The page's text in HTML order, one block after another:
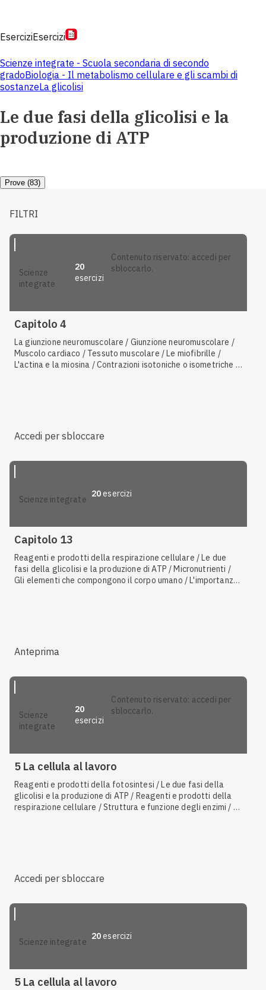
EserciziEsercizi
Scienze integrate - Scuola secondaria di secondo
gradoBiologia - Il metabolismo cellulare e gli scambi di
sostanzeLa glicolisi
Le due fasi della glicolisi e la
produzione di ATP
Prove (83)
FILTRI
scienze
integrate
20
esercizi
contenuto riservato: accedi per
sbloccarlo.
Capitolo 4
La giunzione neuromuscolare / Giunzione neuromuscolare /
Muscolo cardiaco / Tessuto muscolare / Le miofibrille /
L'actina e la miosina / Contrazioni isotoniche o isometriche /
Accedi per sbloccare
scienze integrate
20 esercizi
Capitolo 13
Reagenti e prodotti della respirazione cellulare / Le due
fasi della glicolisi e la produzione di ATP / Micronutrienti /
Gli elementi che compongono il corpo umano / L'importanza
Canali del potassio, canali del sodio e pompa sodio-
potassio / Malnutrizione, denutrizione e ipernutrizione / Il
controllo del metabolismo glucidico / Omeostasi /
Macronutrienti / L'azione del sistema nervoso e degli ormoni
/ Il metabolismo del glucosio
Anteprima
scienze
integrate
20
esercizi
contenuto riservato: accedi per
sbloccarlo.
5 La cellula al lavoro
Reagenti e prodotti della fotosintesi / Le due fasi della
glicolisi e la produzione di ATP / Reagenti e prodotti della
respirazione cellulare / Struttura e funzione degli enzimi / I
vita sulla Terra / Le reazioni anaboliche
Accedi per sbloccare
scienze integrate
20 esercizi
5 La cellula al lavoro